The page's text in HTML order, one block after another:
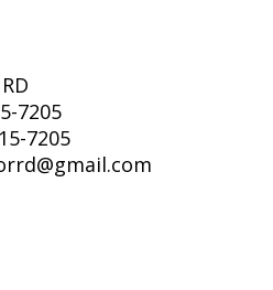
7205
7205